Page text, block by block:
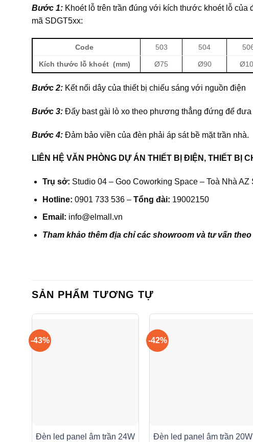
Bước 1: Khoét lỗ trên trần đúng với kích thước khoét lỗ
mã SDGT5xx:
Code 503 504
Kích thước lỗ khoét (mm) Ø75 Ø90
Bước 2: Kết nối dây của thiết bị chiếu sáng với nguồn điện
Bước 3: Đẩy bast gài lò xo theo phương thẳng đứng để đưa
Bước 4: Đảm bảo viền của đèn phải áp sát bề mặt trần nhà.
LIÊN HỆ VĂN PHÒNG DỰ ÁN THIẾT BỊ ĐIỆN, THIẾT BỊ
Trụ sở: Studio 04 – Goo Coworking Space – Toà Nhà
Hotline: 0901 733 536 – Tổng đài: 19002150
Email: info@elmall.vn
Tham khảo thêm địa chỉ các showroom và tư vấn
SẢN PHẨM TƯƠNG TỰ
-43%
Đèn led panel âm trần 24W
-42%
Đèn led panel âm trần 20W